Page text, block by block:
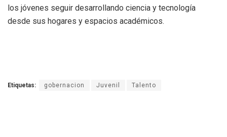
los jóvenes seguir desarrollando ciencia y tecnología
desde sus hogares y espacios académicos.
Etiquetas: gobernacion Juvenil Talento